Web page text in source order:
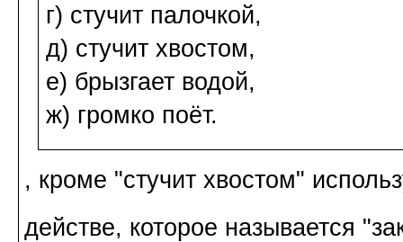
г) стучит палочкой,
д) стучит хвостом,
е) брызгает водой,
ж) громко поёт.
, кроме "стучит хвостом"
действе, которое называется